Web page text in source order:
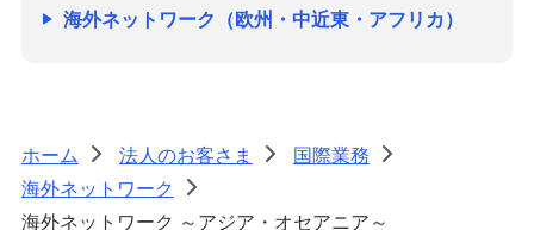
海外ネットワーク（欧州・中近東・アフリカ）
ホーム > 法人のお客さま > 国際業務
>
海外ネットワーク
>
海外ネットワーク ～アジア・オセアニア～